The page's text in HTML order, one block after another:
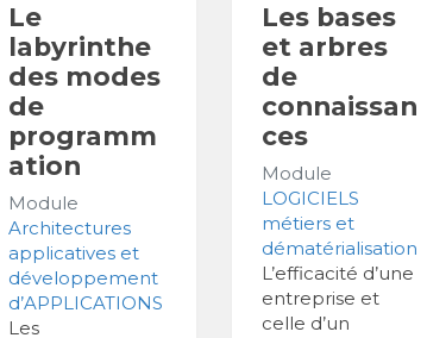
Le
labyrinthe
des modes
de
programm
ation
Module
Architectures
applicatives et
développement
d’APPLICATIONS
Les
Les bases
et arbres
de
connaissan
ces
Module
LOGICIELS
métiers et
dématérialisation
L’efficacité d’une
entreprise et
celle d’un